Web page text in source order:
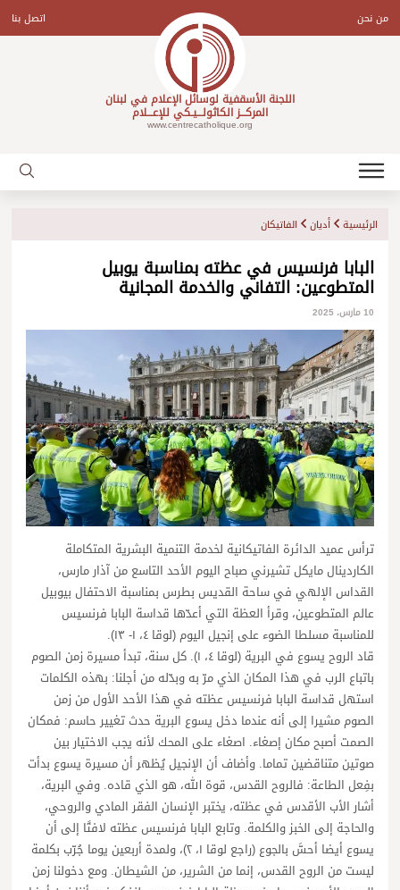
contentمن نحن اتصل بنا
اللجنة الأسقفية لوسائل الإعلام في لبنان
المركـــز الكاثولـــيـكي للإعـــلام
www.centrecatholique.org
الرئيسية أديان الفاتيكان
البابا فرنسيس في عظته بمناسبة يوبيل
المتطوعين: التفاني والخدمة المجانية
10 مارس، 2025
ترأس عميد الدائرة الفاتيكانية لخدمة التنمية البشرية المتكاملة
الكاردينال مايكل تشيرني صباح اليوم الأحد التاسع من آذار مارس،
القداس الإلهي في ساحة القديس بطرس بمناسبة الاحتفال بيوبيل
عالم المتطوعين، وقرأ العظة التي أعدّها قداسة البابا فرنسيس
للمناسبة مسلطا الضوء على إنجيل اليوم (لوقا ٤، ١- ١٣).
قاد الروح يسوع في البرية (لوقا ٤، ١). كل سنة، تبدأ مسيرة زمن الصوم
باتباع الرب في هذا المكان الذي مرّ به وبدّله من أجلنا: بهذه الكلمات
استهل قداسة البابا فرنسيس عظته في هذا الأحد الأول من زمن
الصوم مشيرا إلى أنه عندما دخل يسوع البرية حدث تغيير حاسم: فمكان
الصمت أصبح مكان إصغاء. اصغاء على المحك لأنه يجب الاختيار بين
صوتين متناقضين تماما. وأضاف أن الإنجيل يُظهر أن مسيرة يسوع بدأت
بفِعل الطاعة: فالروح القدس، قوة الله، هو الذي قاده. وفي البرية،
أشار الأب الأقدس في عظته، يختبر الإنسان الفقر المادي والروحي،
والحاجة إلى الخبز والكلمة. وتابع البابا فرنسيس عظته لافتًا إلى أن
يسوع أيضا أحسَّ بالجوع (راجع لوقا ١، ٢)، ولمدة أربعين يوما جُرّب بكلمة
ليست من الروح القدس، إنما من الشرير، من الشيطان. ومع دخولنا زمن